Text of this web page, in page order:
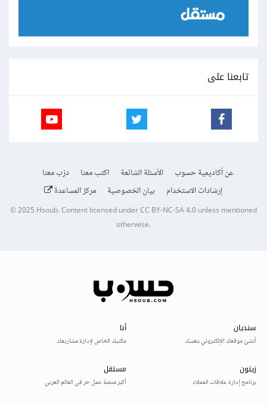
تابعنا على
عن أكاديمية حسوب الأسئلة الشائعة اكتب معنا
درّب معنا
إرشادات الاستخدام
بيان الخصوصية مركز المساعدة
© 2025Hsoub.Content licensed underCC BY-NC-SA 4.0unless mentioned
otherwise.